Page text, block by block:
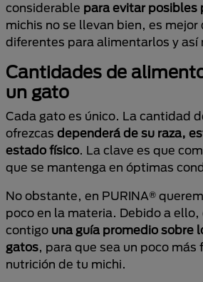
considerable para evitar posibles
michis no se llevan bien, es mejor
diferentes para alimentarlos y así
Cantidades de
un gato
Cada gato es único. La cantidad
ofrezcas dependerá de su raza,
estado físico. La clave es que
que se mantenga en óptimas
No obstante, en PURINA®
poco en la materia. Debido a
contigo una guía promedio sobre
gatos, para que sea un poco más
nutrición de tu michi.